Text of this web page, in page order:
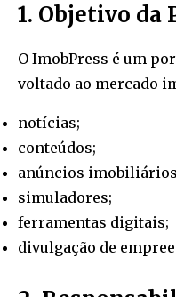
1. Objetivo da
O ImobPress é um
voltado ao mercado
notícias;
conteúdos;
anúncios
simuladores;
ferramentas digitais;
divulgação de